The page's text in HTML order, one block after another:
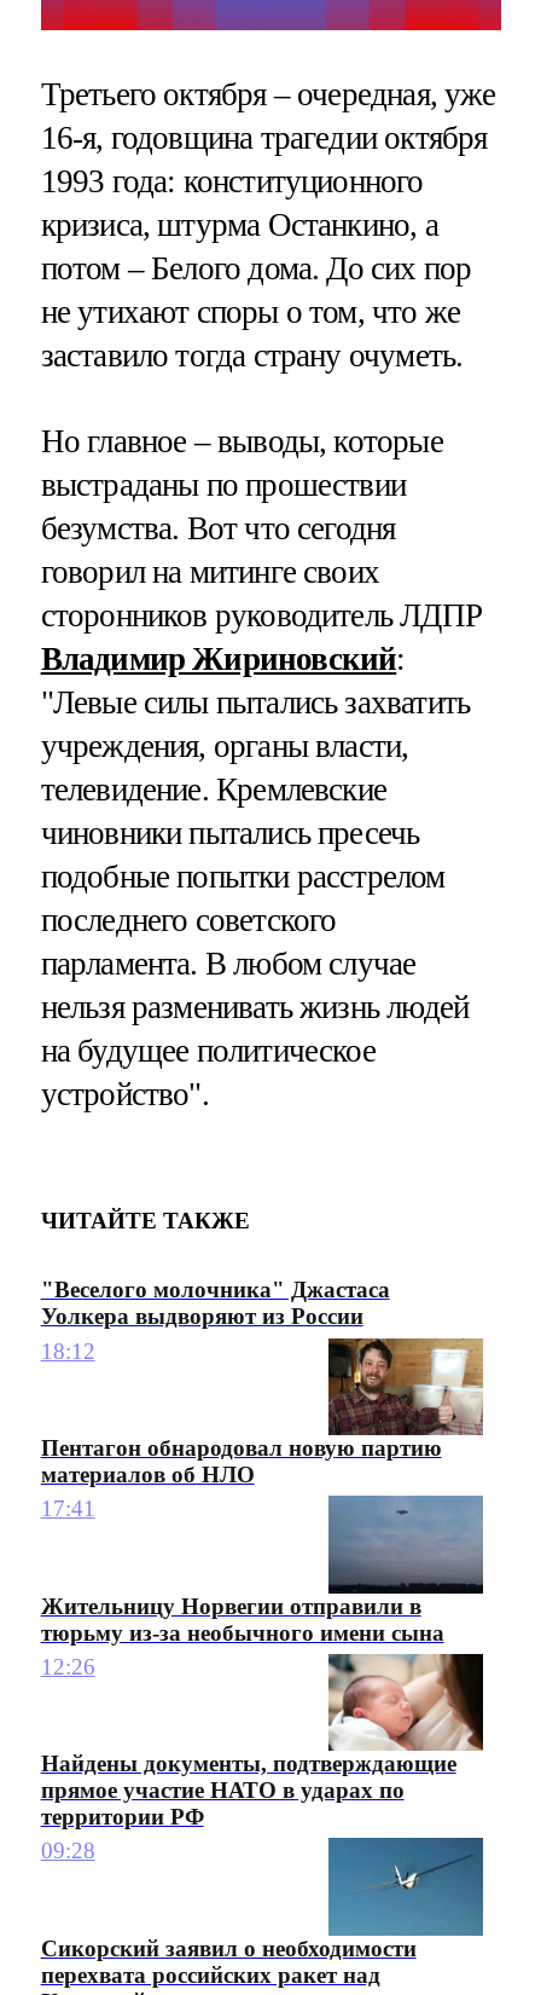
Третьего октября – очередная, уже
16-я, годовщина трагедии октября
1993 года: конституционного
кризиса, штурма Останкино, а
потом – Белого дома. До сих пор
не утихают споры о том, что же
заставило тогда страну очуметь.
Но главное – выводы, которые
выстраданы по прошествии
безумства. Вот что сегодня
говорил на митинге своих
сторонников руководитель ЛДПР
Владимир Жириновский:
"Левые силы пытались захватить
учреждения, органы власти,
телевидение. Кремлевские
чиновники пытались пресечь
подобные попытки расстрелом
последнего советского
парламента. В любом случае
нельзя разменивать жизнь людей
на будущее политическое
устройство".
ЧИТАЙТЕ ТАКЖЕ
"Веселого молочника" Джастаса
Уолкера выдворяют из России
18:12
Пентагон обнародовал новую партию
материалов об НЛО
17:41
Жительницу Норвегии отправили в
тюрьму из-за необычного имени сына
12:26
Найдены документы, подтверждающие
прямое участие НАТО в ударах по
территории РФ
09:28
Сикорский заявил о необходимости
перехвата российских ракет над